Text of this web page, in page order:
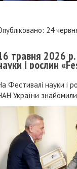
24
травня 2026 р.
і рослин
Фестивалі науки і
України